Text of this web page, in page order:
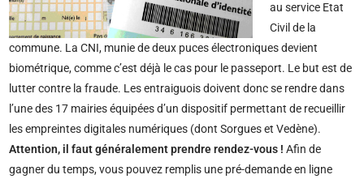
au service Etat
Civil de la
commune. La CNI, munie de deux puces électroniques devient
biométrique, comme c’est déjà le cas pour le passeport. Le but est de
lutter contre la fraude. Les entraiguois doivent donc se rendre dans
l’une des 17 mairies équipées d’un dispositif permettant de recueillir
les empreintes digitales numériques (dont Sorgues et Vedène).
Attention, il faut généralement prendre rendez-vous ! Afin de
gagner du temps, vous pouvez remplis une pré-demande en ligne